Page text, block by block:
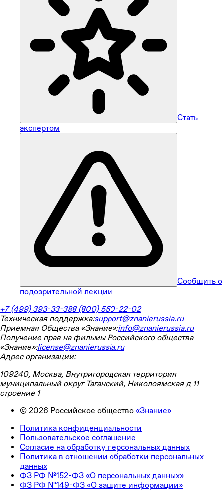
Стать
экспертом
Сообщить о
подозрительной лекции
+7 (499) 393-33-388 (800) 550-22-02
Техническая поддержка:support@znanierussia.ru
Приемная Общества «Знание»:info@znanierussia.ru
Получение прав на фильмы Российского общества
«Знание»:license@znanierussia.ru
Адрес организации:
109240, Москва, Внутригородская территория
муниципальный округ Таганский, Николоямская д 11
строение 1
© 2026 Российское общество «Знание»
Политика конфиденциальности
Пользовательское соглашение
Согласие на обработку персональных данных
Политика в отношении обработки персональных
данных
ФЗ РФ №152-ФЗ «О персональных данных»
ФЗ РФ №149-ФЗ «О защите информации»